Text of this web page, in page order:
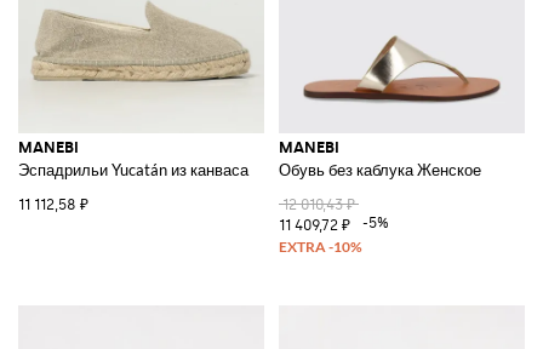
MANEBI
Эспадрильи Yucatán из канваса
11 112,58 ₽
MANEBI
Обувь без каблука Женское
12 010,43 ₽
11 409,72 ₽
-5%